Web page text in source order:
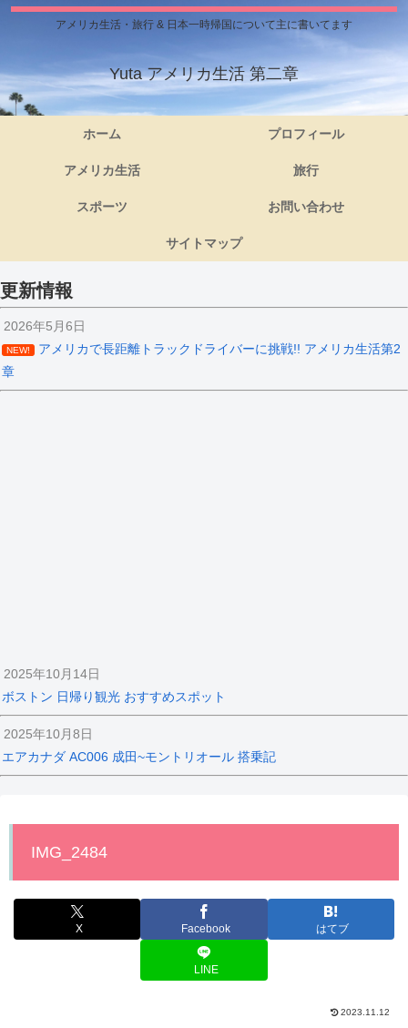
アメリカ生活・旅行 & 日本一時帰国について主に書いてます
Yuta アメリカ生活 第二章
ホーム プロフィール
アメリカ生活 旅行
スポーツ お問い合わせ
サイトマップ
更新情報
2026年5月6日
NEW!
アメリカで長距離トラックドライバーに挑戦!! アメリカ生活第2
章
2025年10月14日
ボストン 日帰り観光 おすすめスポット
2025年10月8日
エアカナダ AC006 成田~モントリオール 搭乗記
IMG_2484
X Facebook はてブ
LINE
2023.11.12